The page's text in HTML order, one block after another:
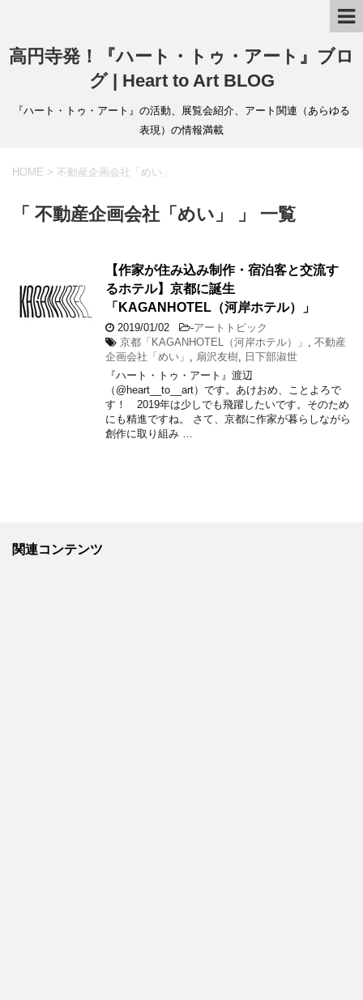
高円寺発！『ハート・トゥ・アート』ブロ
グ | Heart to Art BLOG
『ハート・トゥ・アート』の活動、展覧会紹介、アート関連（あらゆる
表現）の情報満載
HOME > 不動産企画会社「めい」
「 不動産企画会社「めい」 」 一覧
【作家が住み込み制作・宿泊客と交流す
るホテル】京都に誕生
「KAGANHOTEL（河岸ホテル）」
2019/01/02 -アートトピック
京都「KAGANHOTEL（河岸ホテル）」
不動産
企画会社「めい」
扇沢友樹
日下部淑世
『ハート・トゥ・アート』渡辺
（@heart__to__art）です。あけおめ、ことよろで
す！ 2019年は少しでも飛躍したいです。そのため
にも精進ですね。 さて、京都に作家が暮らしながら
創作に取り組み …
関連コンテンツ